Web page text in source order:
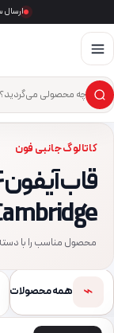
ارسال
جست‌وجوی محصول
×
کاتالوگ جانبی فون
محصول مناسب را با
⌁ همه محصولات